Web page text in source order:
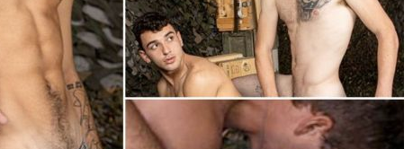
fait fort de bien préparer la nouvelle recrue Justin Lewis…